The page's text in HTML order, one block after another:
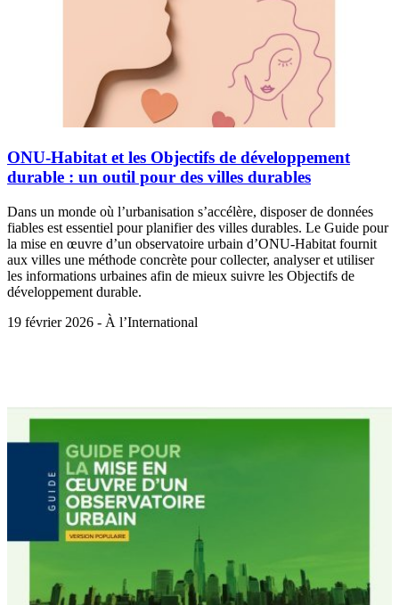
ONU-Habitat et les Objectifs de développement
durable : un outil pour des villes durables
Dans un monde où l’urbanisation s’accélère, disposer de données
fiables est essentiel pour planifier des villes durables. Le Guide pour
la mise en œuvre d’un observatoire urbain d’ONU-Habitat fournit
aux villes une méthode concrète pour collecter, analyser et utiliser
les informations urbaines afin de mieux suivre les Objectifs de
développement durable.
19 février 2026 - À l’International